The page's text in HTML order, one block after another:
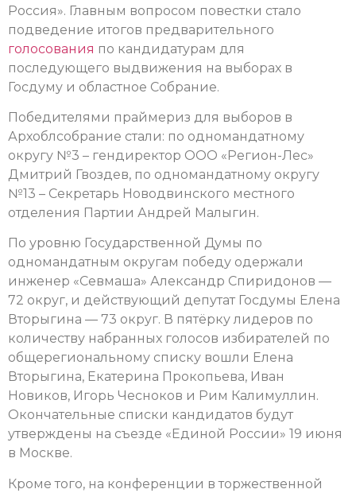
Россия». Главным вопросом повестки стало
подведение итогов предварительного
голосования по кандидатурам для
последующего выдвижения на выборах в
Госдуму и областное Собрание.
Победителями праймериз для выборов в
Архоблсобрание стали: по одномандатному
округу №3 – гендиректор ООО «Регион-Лес»
Дмитрий Гвоздев, по одномандатному округу
№13 – Секретарь Новодвинского местного
отделения Партии Андрей Малыгин.
По уровню Государственной Думы по
одномандатным округам победу одержали
инженер «Севмаша» Александр Спиридонов —
72 округ, и действующий депутат Госдумы Елена
Вторыгина — 73 округ. В пятёрку лидеров по
количеству набранных голосов избирателей по
общерегиональному списку вошли Елена
Вторыгина, Екатерина Прокопьева, Иван
Новиков, Игорь Чесноков и Рим Калимуллин.
Окончательные списки кандидатов будут
утверждены на съезде «Единой России» 19 июня
в Москве.
Кроме того, на конференции в торжественной